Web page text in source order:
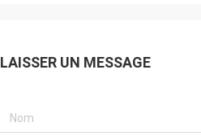
LAISSER UN MESSAGE